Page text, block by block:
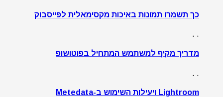
כך תשמרו תמונות באיכות מקסימאלית לפייסבוק
. .
מדריך מקיף למשתמש המתחיל בפוטושופ
. .
Lightroom ויעילות השימוש ב-Metedata